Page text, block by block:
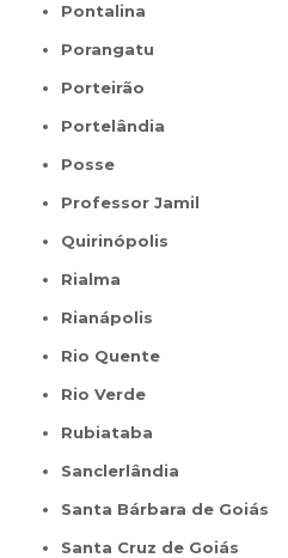
Pontalina
Porangatu
Porteirão
Portelândia
Posse
Professor Jamil
Quirinópolis
Rialma
Rianápolis
Rio Quente
Rio Verde
Rubiataba
Sanclerlândia
Santa Bárbara de Goiás
Santa Cruz de Goiás